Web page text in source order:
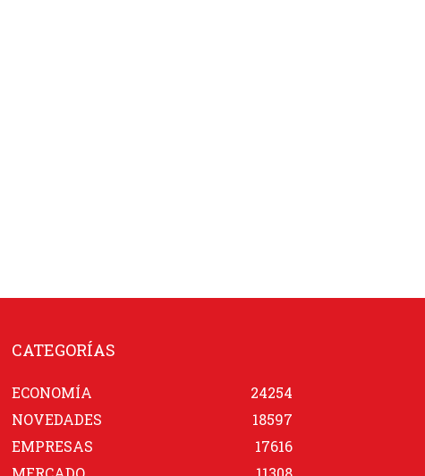
CATEGORÍAS
ECONOMÍA
24254
NOVEDADES
18597
EMPRESAS
17616